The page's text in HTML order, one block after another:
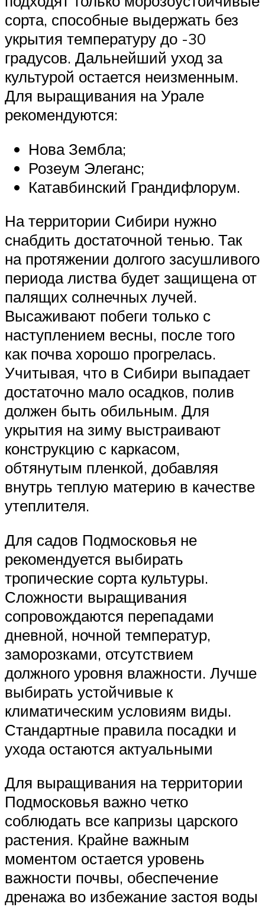
сорта, способные выдержать без
укрытия температуру до -30
градусов. Дальнейший уход за
культурой остается неизменным.
Для выращивания на Урале
рекомендуются:
Нова Зембла;
Розеум Элеганс;
Катавбинский Грандифлорум.
На территории Сибири нужно
снабдить достаточной тенью. Так
на протяжении долгого засушливого
периода листва будет защищена от
палящих солнечных лучей.
Высаживают побеги только с
наступлением весны, после того
как почва хорошо прогрелась.
Учитывая, что в Сибири выпадает
достаточно мало осадков, полив
должен быть обильным. Для
укрытия на зиму выстраивают
конструкцию с каркасом,
обтянутым пленкой, добавляя
внутрь теплую материю в качестве
утеплителя.
Для садов Подмосковья не
рекомендуется выбирать
тропические сорта культуры.
Сложности выращивания
сопровождаются перепадами
дневной, ночной температур,
заморозками, отсутствием
должного уровня влажности. Лучше
выбирать устойчивые к
климатическим условиям виды.
Стандартные правила посадки и
ухода остаются актуальными
Для выращивания на территории
Подмосковья важно четко
соблюдать все капризы царского
растения. Крайне важным
моментом остается уровень
важности почвы, обеспечение
дренажа во избежание застоя воды